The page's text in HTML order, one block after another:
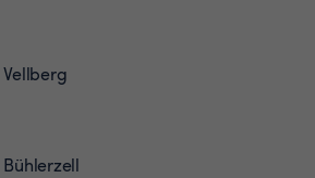
Vellberg
Bühlerzell